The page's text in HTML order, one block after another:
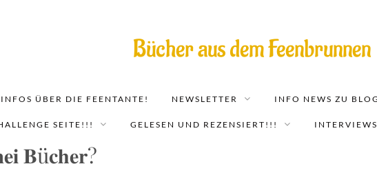
Bücher aus dem Feenbrunnen
INFOS ÜBER DIE FEENTANTE! NEWSLETTER INFO NEWS ZU
SEITE!!! GELESEN UND REZENSIERT!!!
𝐁ü𝐜𝐡𝐞𝐫?